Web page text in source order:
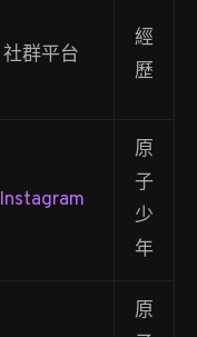
社群平台
經
歷
Instagram
原
子
少
年
原